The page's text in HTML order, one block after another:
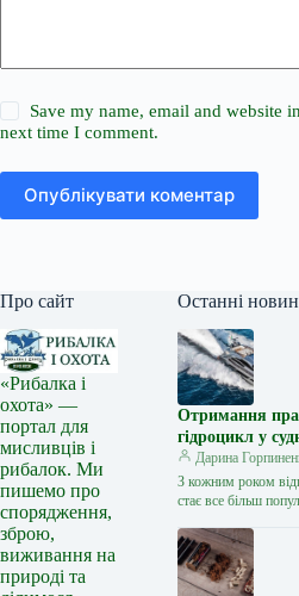
Save my name, email and website
next time I comment.
Опублікувати коментар
Про сайт
«Рибалка і
охота» —
портал для
мисливців і
рибалок. Ми
пишемо про
спорядження,
зброю,
виживання на
природі та
Останні
Отримання
гідроцикл у
«Либідь-А»: від
іспиту
Дарина
З кожним роком
стає все більш
чи гідроциклом
горизонти…